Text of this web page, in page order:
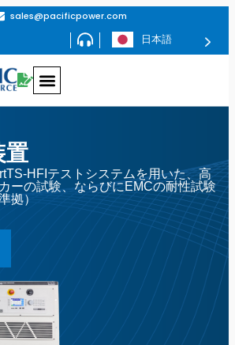
sales@pacificpower.com
日本語
置
HFIテストシステムを用いた、高
ーの試験、ならびにEMCの耐性試験
拠）